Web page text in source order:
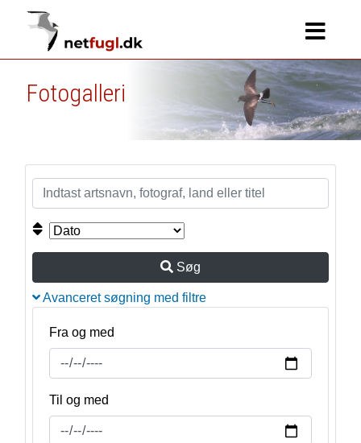
Fotogalleri
Søg
Avanceret søgning med filtre
Fra og med
Til og med